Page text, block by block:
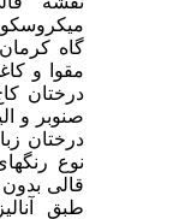
گاه کرمان
مقوا و
درختان
صنوبر و
درختان
نوع
قالی بدون